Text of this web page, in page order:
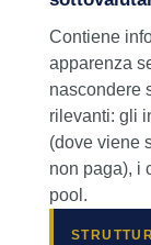
Contiene
apparenza
nascondere
rilevanti: gli
(dove viene
non paga), i
pool.